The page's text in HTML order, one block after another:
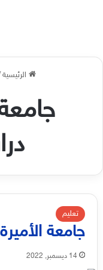
الرئيسية
تعليم
جامعة
14 ديسمبر, 2022